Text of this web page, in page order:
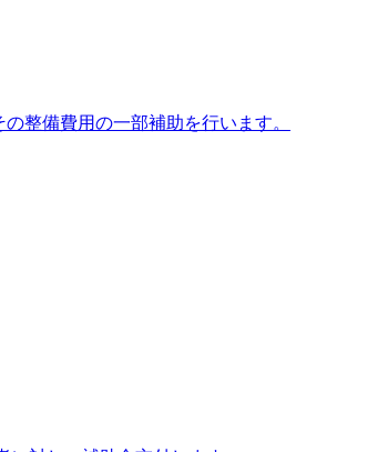
整備費用の一部補助を行います。